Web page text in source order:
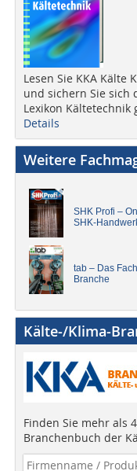
Lesen Sie KKA Kälte
und sichern Sie sich
Lexikon Kältetechnik
Details
Weitere
SHK Profi –
SHK-
tab – Das
Branche
Kälte-/Klima-
Finden Sie mehr als
Branchenbuch der